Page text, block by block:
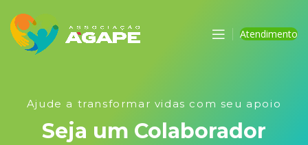
Atendimento
Ajude a transformar vidas com seu apoio
Seja um Colaborador